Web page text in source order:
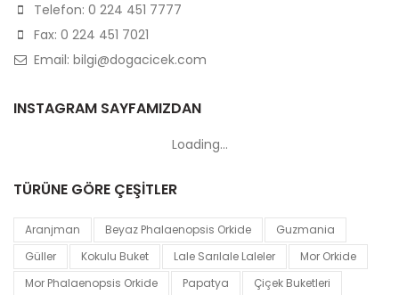
Telefon: 0 224 451 7777
Fax: 0 224 451 7021
Email: bilgi@dogacicek.com
INSTAGRAM SAYFAMIZDAN
Loading...
TÜRÜNE GÖRE ÇEŞİTLER
Aranjman Beyaz Phalaenopsis Orkide
Guzmania
Güller
Kokulu Buket Lale Sarılale Laleler
Mor Orkide
Mor Phalaenopsis Orkide
Papatya Çiçek Buketleri